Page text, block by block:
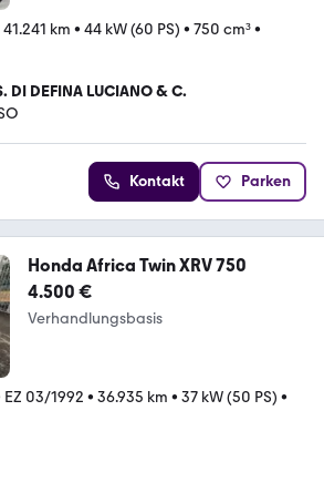
41.241 km • 44 kW (60 PS) • 750 cm³•
DI DEFINA LUCIANO & C.
Kontakt Parken
Honda Africa Twin XRV 750
4.500 €
Verhandlungsbasis
EZ 03/1992 • 36.935 km • 37 kW (50 PS) •